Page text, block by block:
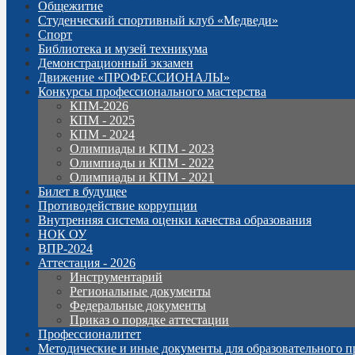
Общежитие
Студенческий спортивный клуб «Медведи»
Спорт
Библиотека и музей техникума
Демонстрационный экзамен
Движение «ПРОФЕССИОНАЛЫ»
Конкурсы профессионального мастерства
КПМ-2026
КПМ - 2025
КПМ - 2024
Олимпиады и КПМ - 2023
Олимпиады и КПМ - 2022
Олимпиады и КПМ - 2021
Билет в будущее
Противодействие коррупции
Внутренняя система оценки качества образования
НОК ОУ
ВПР-2024
Аттестация - 2026
Инструментарий
Региональные документы
Федеральные документы
Приказ о порядке аттестации
Профессионалитет
Методические и иные документы для образовательного